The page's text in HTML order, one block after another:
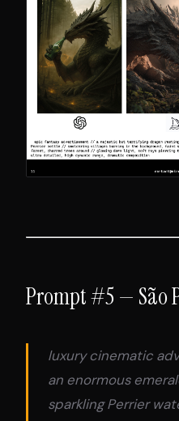
Prompt #5 — São
luxury cinematic
an enormous
sparkling Perrier